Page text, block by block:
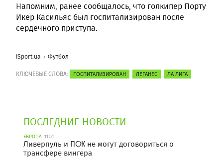
Напомним, ранее сообщалось, что голкипер Порту
Икер Касильяс был госпитализирован после
сердечного приступа.
iSport.ua Футбол
КЛЮЧЕВЫЕ СЛОВА: ГОСПИТАЛИЗИРОВАН ЛЕГАНЕС ЛА ЛИГА
ПОСЛЕДНИЕ НОВОСТИ
ЕВРОПА 11:51
Ливерпуль и ПСЖ не могут договориться о
трансфере вингера